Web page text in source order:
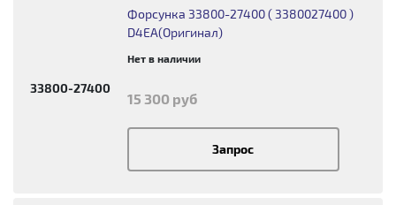
33800-27400
Форсунка 33800-27400 ( 3380027400 )
D4EA(Оригинал)
Нет в наличии
15 300 руб
Запрос